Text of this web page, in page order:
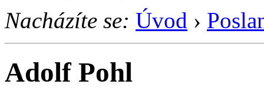
Nacházíte se: Úvod ›
Adolf Pohl